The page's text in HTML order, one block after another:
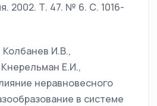
2002. Т. 47. № 6. С. 1016-
И.В.,
Е.И.,
неравновесного
в системе